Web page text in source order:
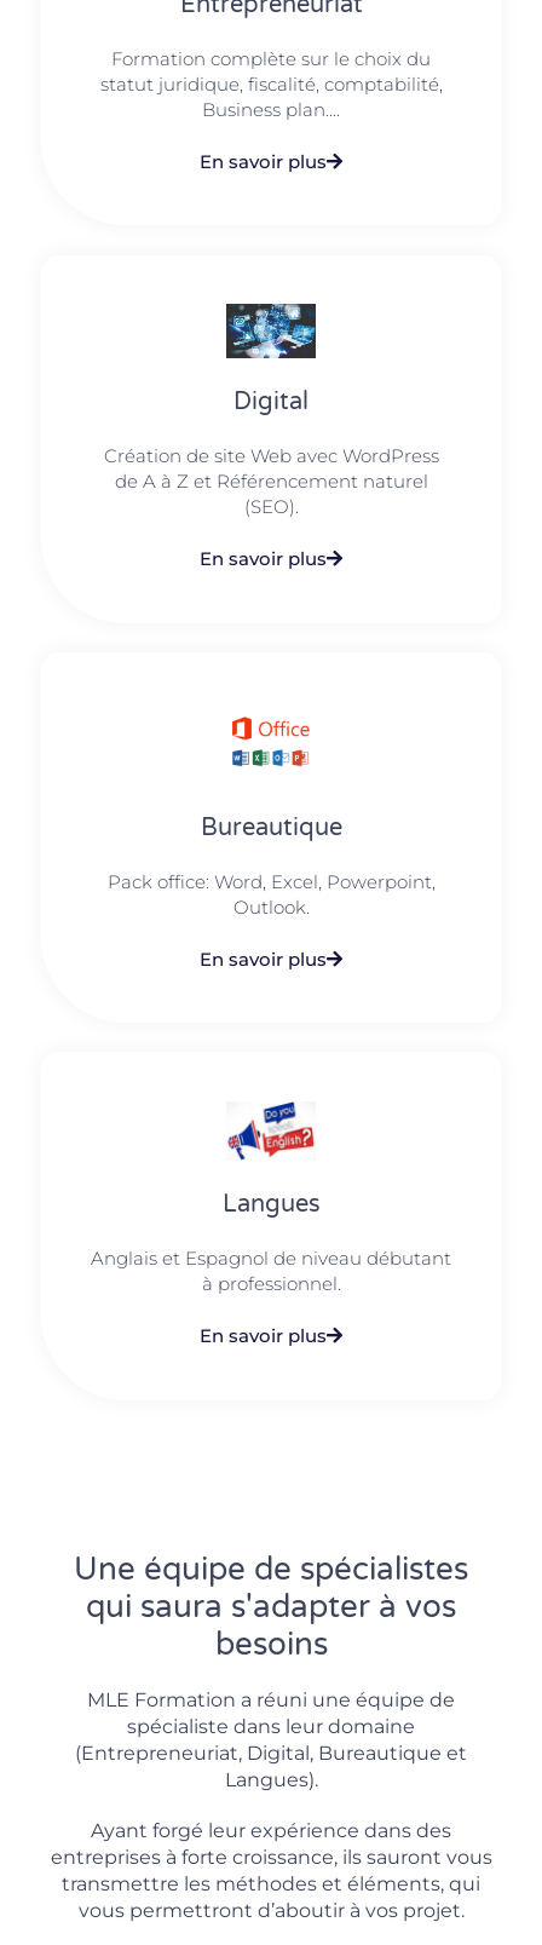
Formation complète sur le choix du
statut juridique, fiscalité, comptabilité,
Business plan....
En savoir plus
Digital
Création de site Web avec WordPress
de A à Z et Référencement naturel
(SEO).
En savoir plus
Bureautique
Pack office: Word, Excel, Powerpoint,
Outlook.​
En savoir plus
Langues
Anglais et Espagnol de niveau débutant
à professionnel.
En savoir plus
Une équipe de spécialistes
qui saura s'adapter à vos
besoins
MLE Formation a réuni une équipe de
spécialiste dans leur domaine
(Entrepreneuriat, Digital, Bureautique et
Langues).
Ayant forgé leur expérience dans des
entreprises à forte croissance, ils sauront vous
transmettre les méthodes et éléments, qui
vous permettront d’aboutir à vos projet.